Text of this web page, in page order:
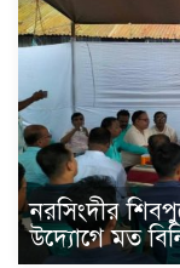
নরসিংদীর
উদ্যোগে মত